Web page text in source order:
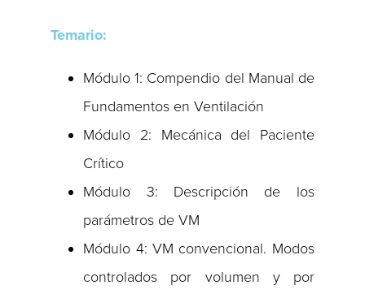
Temario:
Módulo 1: Compendio del Manual de
Fundamentos en Ventilación
Módulo 2: Mecánica del Paciente
Crítico
Módulo 3: Descripción de los
parámetros de VM
Módulo 4: VM convencional. Modos
controlados por volumen y por